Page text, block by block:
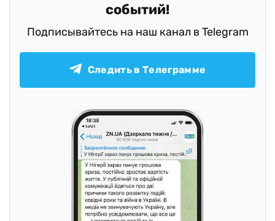
событий!
Подписывайтесь на наш канал в Telegram
Следить в Телеграмме